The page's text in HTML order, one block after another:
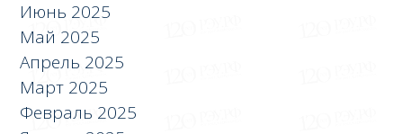
Июнь 2025
Май 2025
Апрель 2025
Март 2025
Февраль 2025